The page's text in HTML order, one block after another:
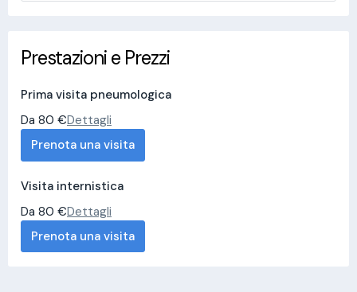
Prestazioni e Prezzi
Prima visita pneumologica
Da 80 €Dettagli
Prenota una visita
Visita internistica
Da 80 €Dettagli
Prenota una visita